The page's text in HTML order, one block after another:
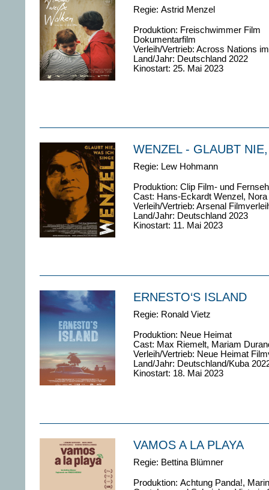
Regie: Astrid Menzel
Produktion: Freischwimmer Film
Dokumentarfilm
Verleih/Vertrieb: Across Nations
Land/Jahr: Deutschland 2022
Kinostart: 25. Mai 2023
WENZEL - GLAUBT
Regie: Lew Hohmann
Produktion: Clip Film- und
Cast: Hans-Eckardt Wenzel,
Verleih/Vertrieb: Arsenal
Land/Jahr: Deutschland 2023
Kinostart: 11. Mai 2023
ERNESTO‘S ISLAND
Regie: Ronald Vietz
Produktion: Neue Heimat
Cast: Max Riemelt, Mariam
Verleih/Vertrieb: Neue Heimat
Land/Jahr: Deutschland/Kuba
Kinostart: 18. Mai 2023
VAMOS A LA PLAYA
Regie: Bettina Blümner
Produktion: Achtung Panda!,